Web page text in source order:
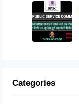
Categories